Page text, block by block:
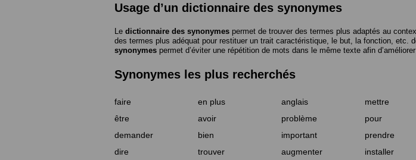
Usage d’un dictionnaire des synonymes
Le dictionnaire des synonymes permet de trouver des termes plus adaptés au
des termes plus adéquat pour restituer un trait caractéristique, le but, la fonction, etc.
synonymes permet d’éviter une répétition de mots dans le même texte afin
Synonymes les plus recherchés
faire en plus anglais mettre
être
avoir problème pour
demander
bien important prendre
dire
trouver augmenter installer